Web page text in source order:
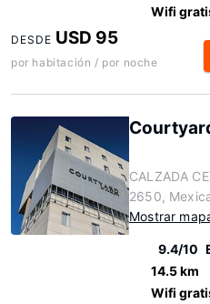
Wifi
DESDE USD 95
por habitación / por noche
CALZADA
2650,
Mostrar
9.4/10
14.5 km
Wifi